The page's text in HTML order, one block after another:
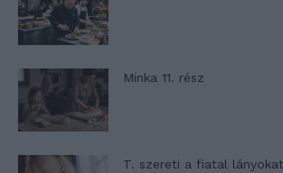
Minka 11. rész
T. szereti a fiatal